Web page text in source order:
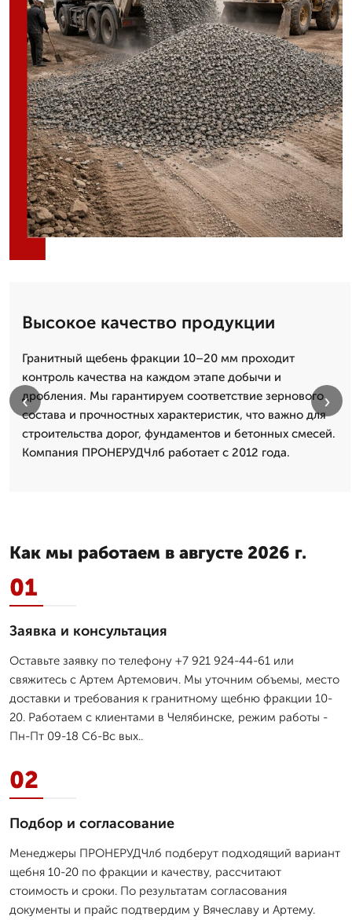
Высокое качество продукции
Гранитный щебень фракции 10–20 мм проходит
контроль качества на каждом этапе добычи и
дробления. Мы гарантируем соответствие зернового
состава и прочностных характеристик, что важно для
строительства дорог, фундаментов и бетонных смесей.
Компания ПРОНЕРУДЧлб работает с 2012 года.
‹ ›
Как мы работаем в августе 2026 г.
01
Заявка и консультация
Оставьте заявку по телефону +7 921 924-44-61 или
свяжитесь с Артем Артемович. Мы уточним объемы, место
доставки и требования к гранитному щебню фракции 10-
20. Работаем с клиентами в Челябинске, режим работы -
Пн-Пт 09-18 Сб-Вс вых..
02
Подбор и согласование
Менеджеры ПРОНЕРУДЧлб подберут подходящий вариант
щебня 10-20 по фракции и качеству, рассчитают
стоимость и сроки. По результатам согласования
документы и прайс подтвердим у Вячеславу и Артему.